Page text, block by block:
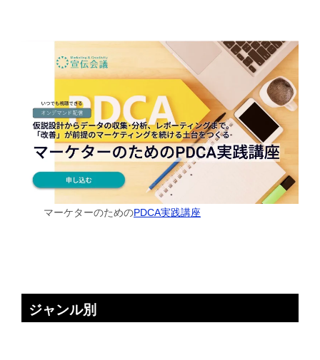
マーケターのためのPDCA実践講座
ジャンル別